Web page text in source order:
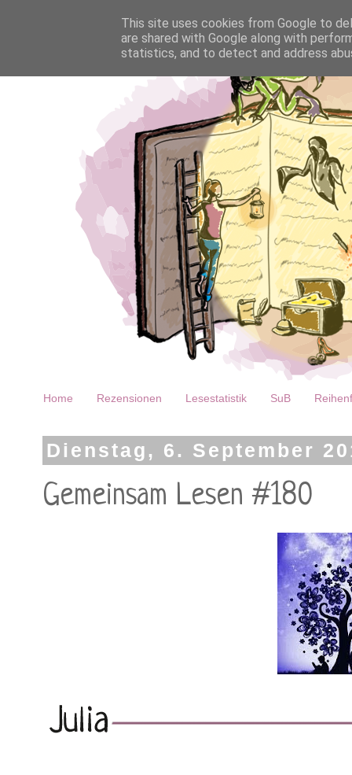
Home Rezensionen Lesestatistik SuB
Dienstag, 6. September
Gemeinsam Lesen #180
This site uses cookies from Google to
are shared with Google along with
statistics, and to detect and address